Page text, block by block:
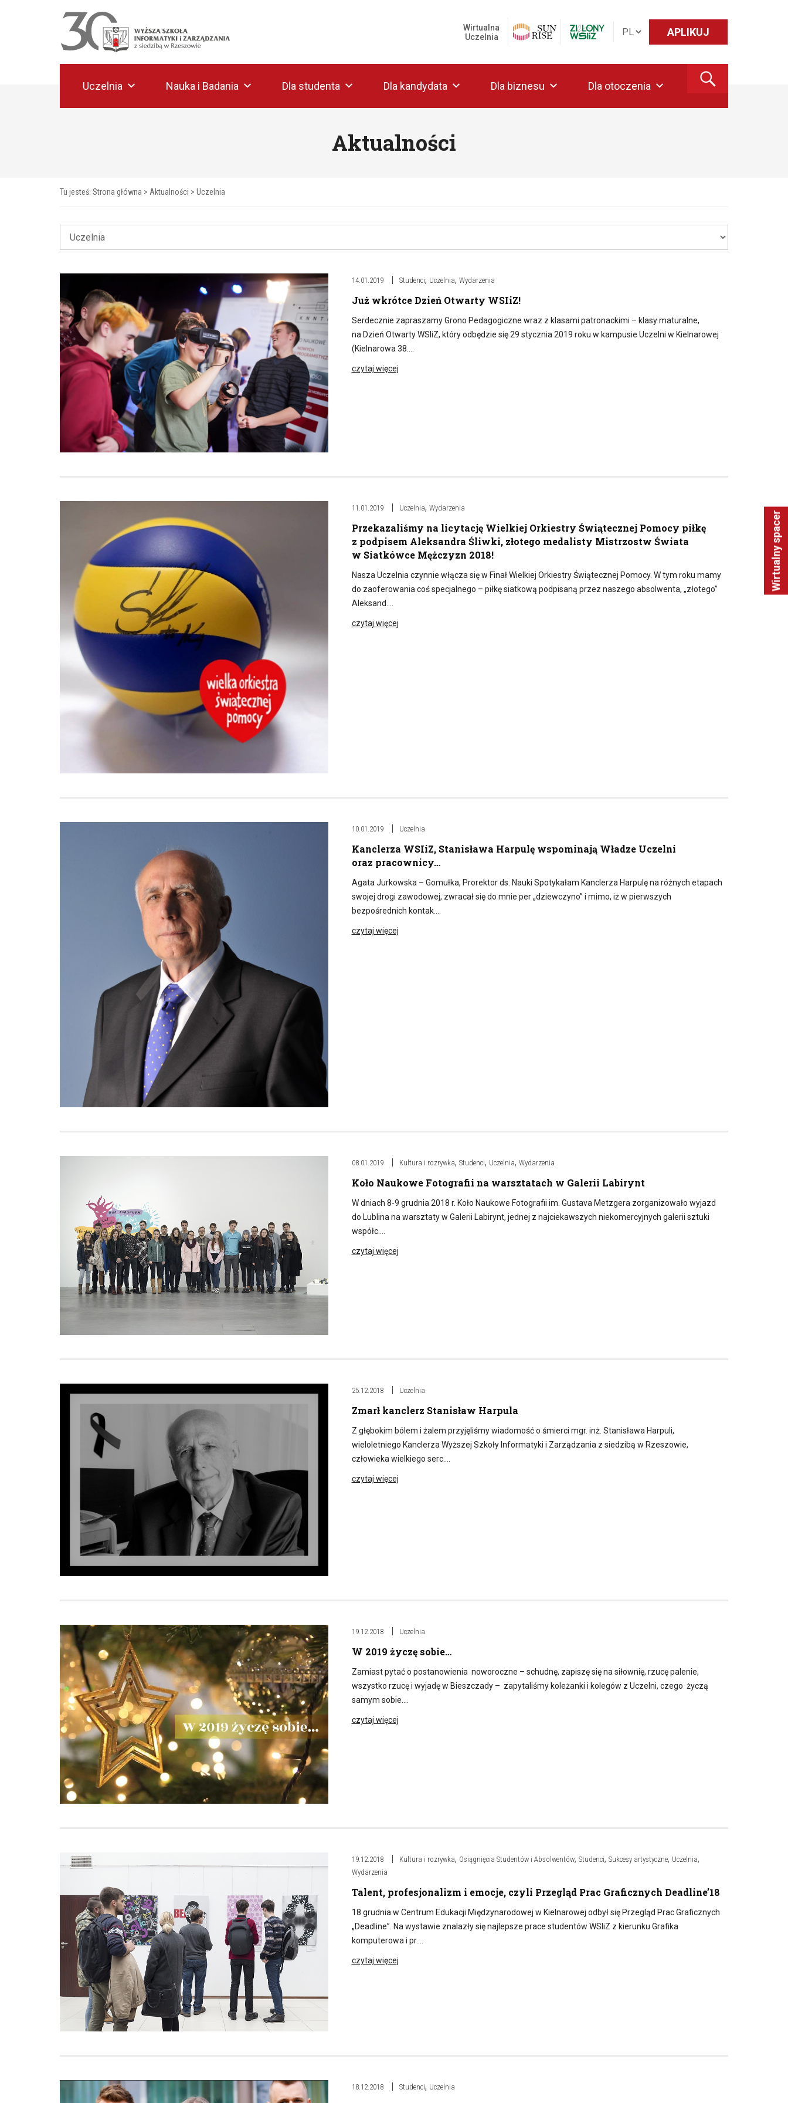
Wirtualny spacer
APLIKUJ
Wirtualna
Uczelnia
Uczelnia Nauka i Badania Dla studenta Dla kandydata Dla biznesu Dla otoczenia
Aktualności
Tu jesteś: Strona główna > Aktualności > Uczelnia
14.01.2019 Studenci, Uczelnia, Wydarzenia
Już wkrótce Dzień Otwarty WSIiZ!
Serdecznie zapraszamy Grono Pedagogiczne wraz z klasami patronackimi – klasy maturalne,
na Dzień Otwarty WSIiZ, który odbędzie się 29 stycznia 2019 roku w kampusie Uczelni w Kielnarowej
(Kielnarowa 38….
czytaj więcej
11.01.2019 Uczelnia, Wydarzenia
Przekazaliśmy na licytację Wielkiej Orkiestry Świątecznej Pomocy piłkę
z podpisem Aleksandra Śliwki, złotego medalisty Mistrzostw Świata
w Siatkówce Mężczyzn 2018!
Nasza Uczelnia czynnie włącza się w Finał Wielkiej Orkiestry Świątecznej Pomocy. W tym roku mamy
do zaoferowania coś specjalnego – piłkę siatkową podpisaną przez naszego absolwenta, „złotego”
Aleksand….
czytaj więcej
10.01.2019 Uczelnia
Kanclerza WSIiZ, Stanisława Harpulę wspominają Władze Uczelni
oraz pracownicy…
Agata Jurkowska – Gomułka, Prorektor ds. Nauki Spotykałam Kanclerza Harpulę na różnych etapach
swojej drogi zawodowej, zwracał się do mnie per „dziewczyno” i mimo, iż w pierwszych
bezpośrednich kontak….
czytaj więcej
08.01.2019 Kultura i rozrywka, Studenci, Uczelnia, Wydarzenia
Koło Naukowe Fotografii na warsztatach w Galerii Labirynt
W dniach 8-9 grudnia 2018 r. Koło Naukowe Fotografii im. Gustava Metzgera zorganizowało wyjazd
do Lublina na warsztaty w Galerii Labirynt, jednej z najciekawszych niekomercyjnych galerii sztuki
współc….
czytaj więcej
25.12.2018 Uczelnia
Zmarł kanclerz Stanisław Harpula
Z głębokim bólem i żalem przyjęliśmy wiadomość o śmierci mgr. inż. Stanisława Harpuli,
wieloletniego Kanclerza Wyższej Szkoły Informatyki i Zarządzania z siedzibą w Rzeszowie,
człowieka wielkiego serc….
czytaj więcej
19.12.2018 Uczelnia
W 2019 życzę sobie…
Zamiast pytać o postanowienia noworoczne – schudnę, zapiszę się na siłownię, rzucę palenie,
wszystko rzucę i wyjadę w Bieszczady – zapytaliśmy koleżanki i kolegów z Uczelni, czego życzą
samym sobie….
czytaj więcej
19.12.2018 Kultura i rozrywka, Osiągnięcia Studentów i Absolwentów, Studenci, Sukcesy artystyczne, Uczelnia,
Wydarzenia
Talent, profesjonalizm i emocje, czyli Przegląd Prac Graficznych Deadline’18
18 grudnia w Centrum Edukacji Międzynarodowej w Kielnarowej odbył się Przegląd Prac Graficznych
„Deadline”. Na wystawie znalazły się najlepsze prace studentów WSIiZ z kierunku Grafika
komputerowa i pr….
czytaj więcej
18.12.2018 Studenci, Uczelnia